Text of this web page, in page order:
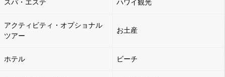
スパ・エステ ハワイ観光
アクティビティ・オプショナル
ツアー
お土産
ホテル ビーチ